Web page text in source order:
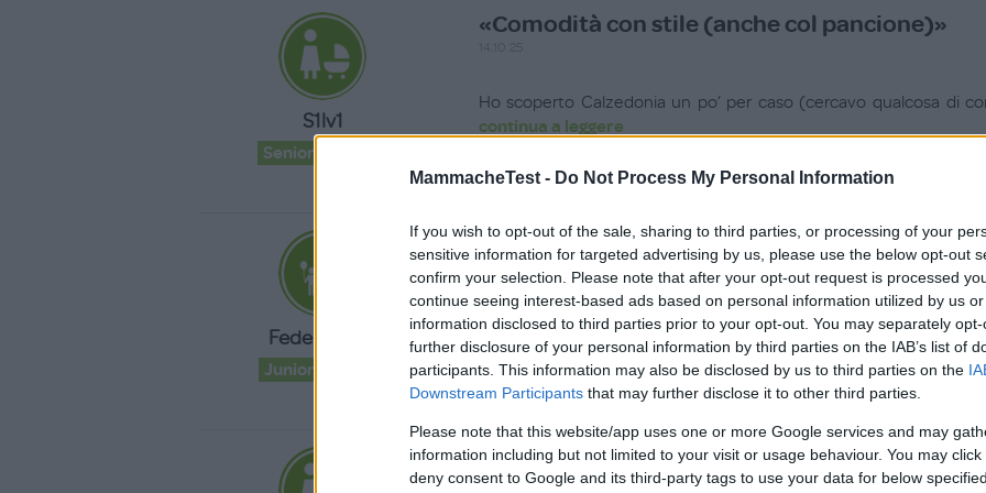
MammacheTest - Do Not Process My Personal Information
If you wish to opt-out of the sale, sharing to third parties, or processing of your
sensitive information for targeted advertising by us, please use the below opt-out
confirm your selection. Please note that after your opt-out request is processed
continue seeing interest-based ads based on personal information utilized by us
information disclosed to third parties prior to your opt-out. You may separately
further disclosure of your personal information by third parties on the IAB’s list of
participants. This information may also be disclosed by us to third parties on the
Downstream Participants that may further disclose it to other third parties.
Please note that this website/app uses one or more Google services and may
information including but not limited to your visit or usage behaviour. You may
deny consent to Google and its third-party tags to use your data for below
S1lv1
Senior Advisor
«Comodità con stile (anche col pancione)»
Ho scoperto Calzedonia un po’ per caso (cercavo qualcosa di
continua a leggere
Utile (0 )
Federica.sal
Junior Advisor
«Veste in ogni stagione »
03.07.25
Calzedonia mi veste in tutte le stagioni e per ogni
continua a leggere
Utile (0 )
«brand ok»
31.10.24